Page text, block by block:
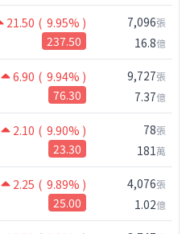
21.50 ( 9.95% )
237.50
7,096張
16.8億
6.90 ( 9.94% )
76.30
9,727張
7.37億
2.10 ( 9.90% )
23.30
78張
181萬
2.25 ( 9.89% )
25.00
4,076張
1.02億